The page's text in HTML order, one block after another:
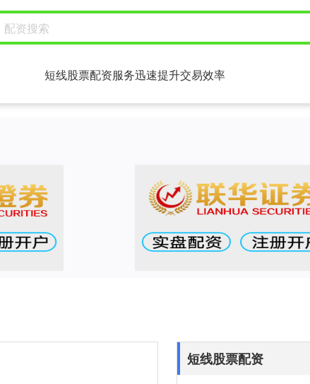
短线股票配资服务迅速提升交易效率
短线股票配资